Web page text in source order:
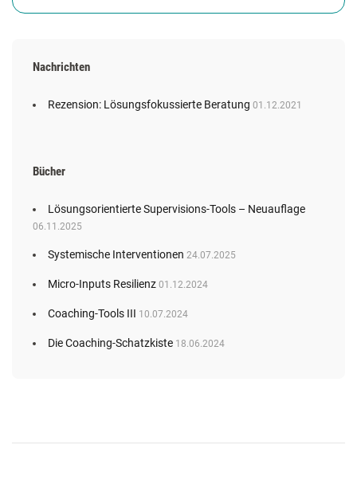
Nachrichten
Rezension: Lösungsfokussierte Beratung 01.12.2021
Bücher
Lösungsorientierte Supervisions-Tools – Neuauflage
06.11.2025
Systemische Interventionen 24.07.2025
Micro-Inputs Resilienz 01.12.2024
Coaching-Tools III 10.07.2024
Die Coaching-Schatzkiste 18.06.2024